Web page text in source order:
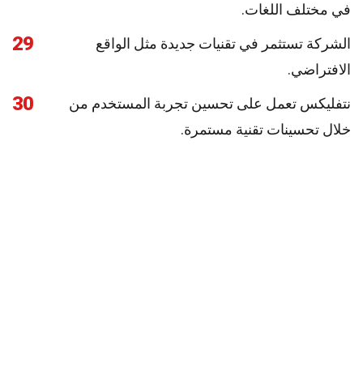
في مختلف اللغات.
29
الشركة تستثمر في تقنيات جديدة مثل الواقع
الافتراضي.
30
نتفليكس تعمل على تحسين تجربة المستخدم من
خلال تحسينات تقنية مستمرة.